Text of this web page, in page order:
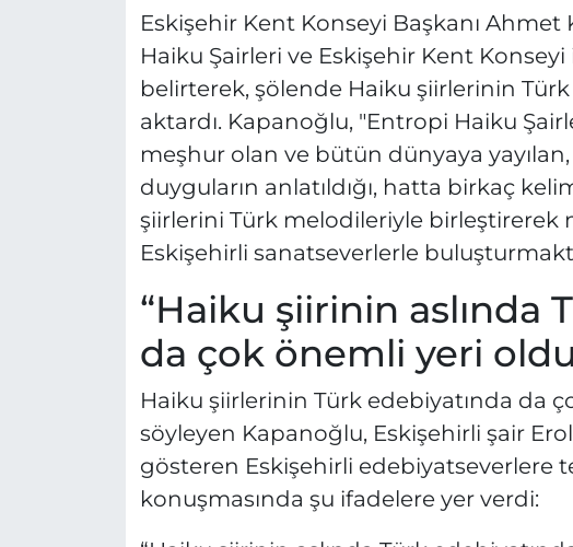
Eskişehir Kent Konseyi Başkanı
Haiku Şairleri ve Eskişehir Kent
belirterek, şölende Haiku şiirlerinin
aktardı. Kapanoğlu, "Entropi Haiku
meşhur olan ve bütün dünyaya
duyguların anlatıldığı, hatta birkaç
şiirlerini Türk melodileriyle
Eskişehirli sanatseverlerle
“Haiku şiirinin aslında
da çok önemli yeri
Haiku şiirlerinin Türk edebiyatında da
söyleyen Kapanoğlu, Eskişehirli şair
gösteren Eskişehirli edebiyatseverlere
konuşmasında şu ifadelere yer verdi: